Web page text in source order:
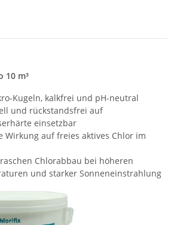
10 m³
Kugeln, kalkfrei und pH-neutral
und rückstandsfrei auf
einsetzbar
Wirkung auf freies aktives Chlor im
Chlorabbau bei höheren
und starker Sonneneinstrahlung